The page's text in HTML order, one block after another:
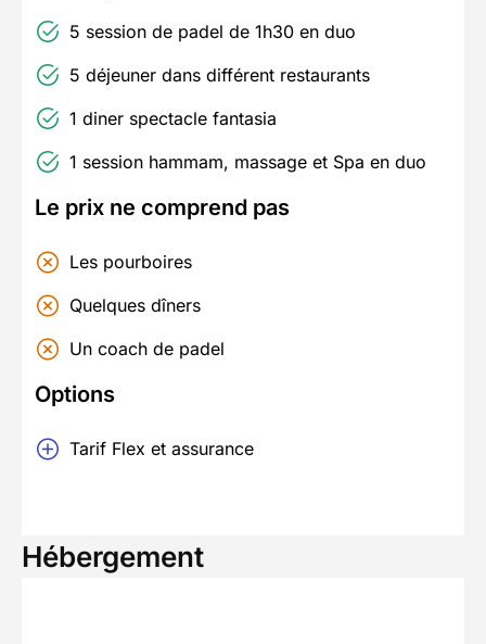
5 session de padel de 1h30 en duo
5 déjeuner dans différent restaurants
1 diner spectacle fantasia
1 session hammam, massage et Spa en duo
Le prix ne comprend pas
Les pourboires
Quelques dîners
Un coach de padel
Options
Tarif Flex et assurance
Hébergement